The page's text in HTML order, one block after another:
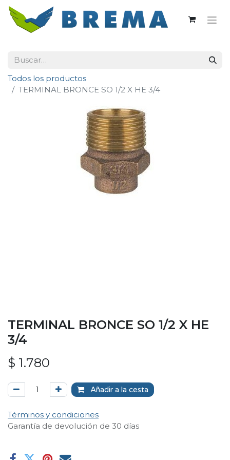
Todos los productos
TERMINAL BRONCE SO 1/2 X HE 3/4
TERMINAL BRONCE SO 1/2 X HE
3/4
$ 1.780
Añadir a la cesta
Términos y condiciones
Garantía de devolución de 30 días